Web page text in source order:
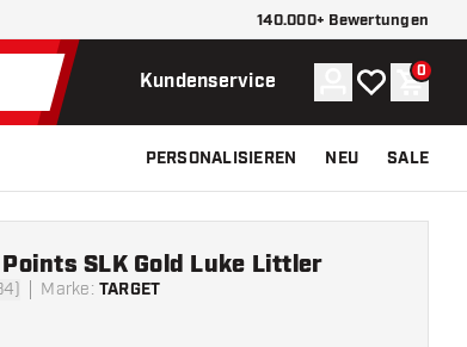
140.000+ Bewertungen
Kundenservice Konto
Meine 0
PERSONALISIEREN NEU SALE
Marke: TARGET
SLK Gold Luke Littler